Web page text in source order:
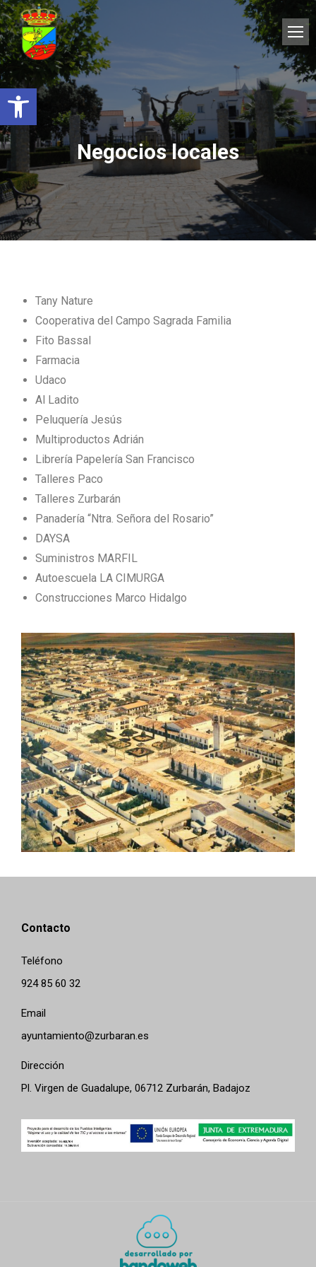
Abrir barra de herramientas
Negocios locales
Tany Nature
Cooperativa del Campo Sagrada Familia
Fito Bassal
Farmacia
Udaco
Al Ladito
Peluquería Jesús
Multiproductos Adrián
Librería Papelería San Francisco
Talleres Paco
Talleres Zurbarán
Panadería “Ntra. Señora del Rosario”
DAYSA
Suministros MARFIL
Autoescuela LA CIMURGA
Construcciones Marco Hidalgo
Contacto
Teléfono
924 85 60 32
Email
ayuntamiento@zurbaran.es
Dirección
Pl. Virgen de Guadalupe, 06712 Zurbarán, Badajoz